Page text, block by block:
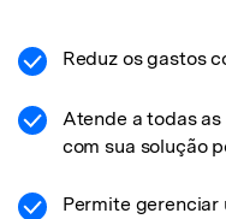
Reduz os gastos
Atende a todas
com sua solução
Permite gerenciar